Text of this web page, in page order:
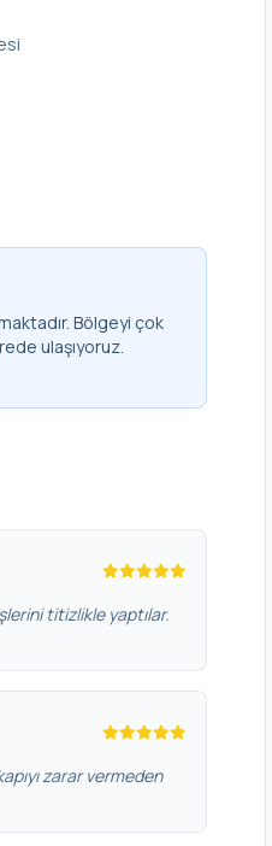
Bölgeyi çok
ulaşıyoruz.
titizlikle yaptılar.
zarar vermeden